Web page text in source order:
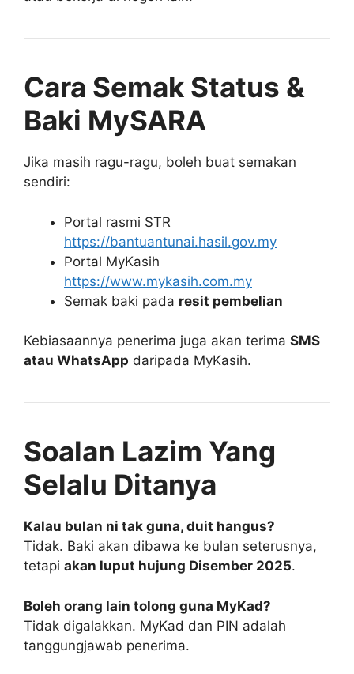
Cara Semak Status &
Baki MySARA
Jika masih ragu-ragu, boleh buat semakan
sendiri:
Portal rasmi STR
https://bantuantunai.hasil.gov.my
Portal MyKasih
https://www.mykasih.com.my
Semak baki pada resit pembelian
Kebiasaannya penerima juga akan terima SMS
atau WhatsApp daripada MyKasih.
Soalan Lazim Yang
Selalu Ditanya
Kalau bulan ni tak guna, duit hangus?
Tidak. Baki akan dibawa ke bulan seterusnya,
tetapi akan luput hujung Disember 2025.
Boleh orang lain tolong guna MyKad?
Tidak digalakkan. MyKad dan PIN adalah
tanggungjawab penerima.